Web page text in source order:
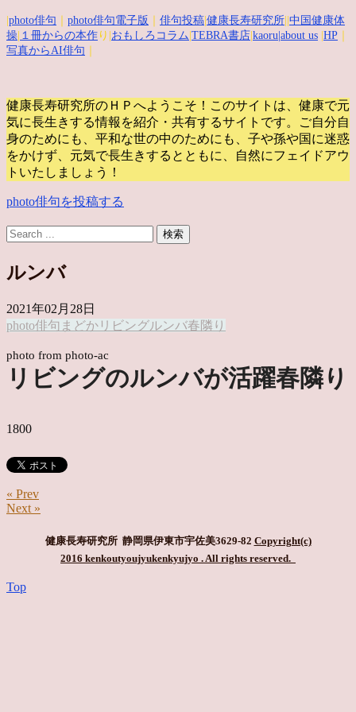
photo俳句 photo俳句電子版 俳句投稿 健康長寿研究所 中国健康体
操 １冊からの本作 り| おもしろコラム TEBRA書店 kaoru |about us HP
写真からAI俳句
健康長寿研究所のＨＰへようこそ！このサイトは、健康で元
気に長生きする情報を紹介・共有するサイトです。
ご自分自
身のためにも、平和な世の中のためにも、子や孫や国に迷惑
をかけず、元気で長生きするとともに、自然にフェイドアウ
トいたしましょう！
photo俳句を投稿する
ルンバ
2021年02月28日
photo俳句 まどか リビングルンバ春隣り
photo from photo-ac
リビングのルンバが活躍春隣り
1800
« Prev
Next »
健康長寿研究所 静岡県伊東市宇佐美3629-82 Copyright(c)
2016 kenkoutyoujyukenkyujyo . All rights reserved.
Top